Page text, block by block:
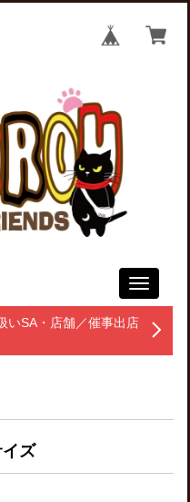
Toggle
いSA・店舗／催事出店
ズ